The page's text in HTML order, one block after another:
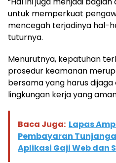
untuk memperkuat
mencegah terjadinya hal-
tuturnya.
Menurutnya, kepatuhan
prosedur keamanan
bersama yang harus
lingkungan kerja yang
Baca Juga: Lapas
Pembayaran
Aplikasi Gaji Web dan